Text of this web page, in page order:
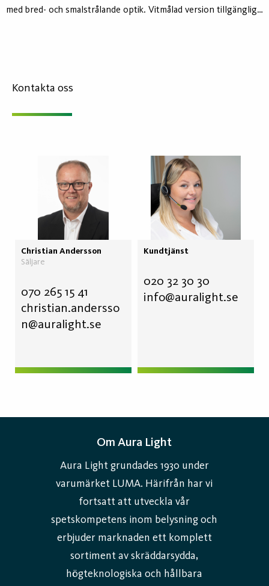
med bred- och smalstrålande optik. Vitmålad version tillgänglig
Kontakta oss
Christian Andersson
Säljare
070 265 15 41
christian.andersso
n@auralight.se
Kundtjänst
020 32 30 30
info@auralight.se
Om Aura Light
Aura Light grundades 1930 under
varumärket LUMA. Härifrån har vi
fortsatt att utveckla vår
spetskompetens inom belysning och
erbjuder marknaden ett komplett
sortiment av skräddarsydda,
högteknologiska och hållbara